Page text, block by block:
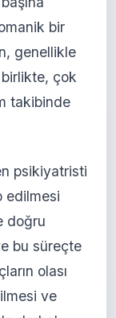
bir
genellikle
çok
takibinde
psikiyatristi
edilmesi
doğru
bu süreçte
olası
ve